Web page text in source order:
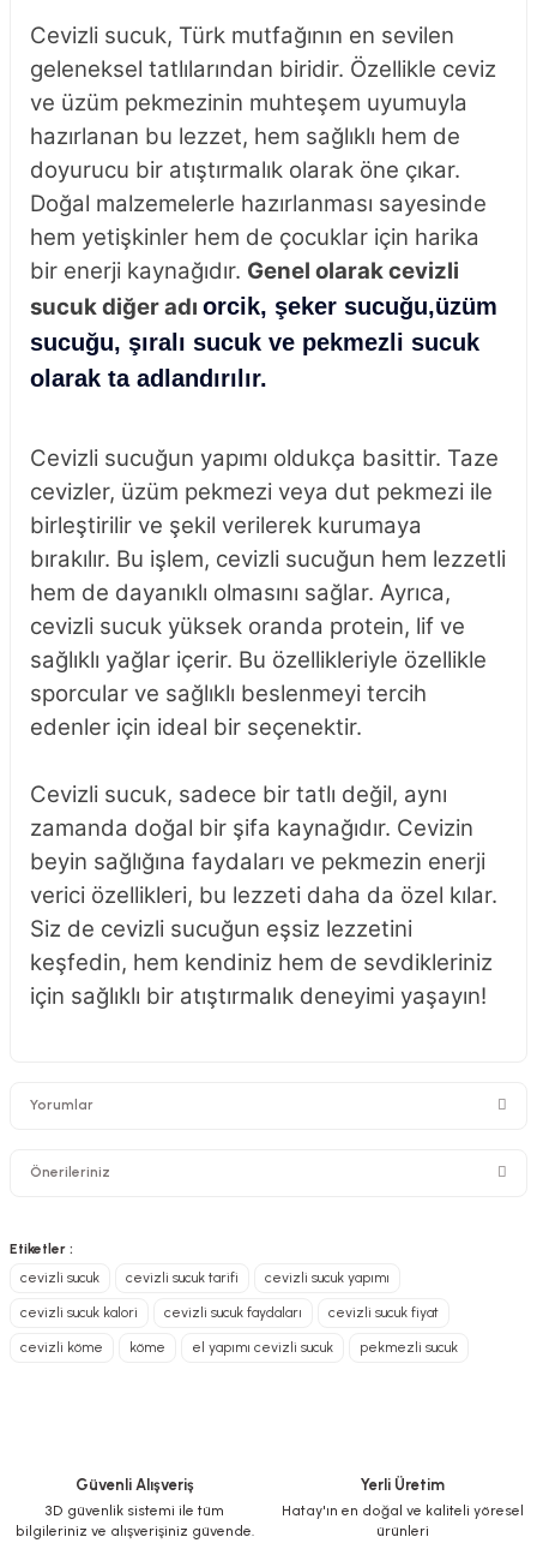
Cevizli sucuk, Türk mutfağının en sevilen
geleneksel tatlılarından biridir. Özellikle ceviz
ve üzüm pekmezinin muhteşem uyumuyla
hazırlanan bu lezzet, hem sağlıklı hem de
doyurucu bir atıştırmalık olarak öne çıkar.
Doğal malzemelerle hazırlanması sayesinde
hem yetişkinler hem de çocuklar için harika
bir enerji kaynağıdır. Genel olarak cevizli
sucuk diğer adı orcik, şeker sucuğu,üzüm
sucuğu, şıralı sucuk ve pekmezli sucuk
olarak ta adlandırılır.
Cevizli sucuğun yapımı oldukça basittir. Taze
cevizler, üzüm pekmezi veya dut pekmezi ile
birleştirilir ve şekil verilerek kurumaya
bırakılır. Bu işlem, cevizli sucuğun hem lezzetli
hem de dayanıklı olmasını sağlar. Ayrıca,
cevizli sucuk yüksek oranda protein, lif ve
sağlıklı yağlar içerir. Bu özellikleriyle özellikle
sporcular ve sağlıklı beslenmeyi tercih
edenler için ideal bir seçenektir.
Cevizli sucuk, sadece bir tatlı değil, aynı
zamanda doğal bir şifa kaynağıdır. Cevizin
beyin sağlığına faydaları ve pekmezin enerji
verici özellikleri, bu lezzeti daha da özel kılar.
Siz de cevizli sucuğun eşsiz lezzetini
keşfedin, hem kendiniz hem de sevdikleriniz
için sağlıklı bir atıştırmalık deneyimi yaşayın!
Yorumlar
ablam içine sevgisini katmış, yetmemiş saçından da katmış :) kimse
Önerileriniz
Bu ürünün fiyat bilgisi, resim, ürün açıklamalarında ve diğer konularda
yetersiz gördüğünüz noktaları öneri formunu kullanarak tarafımıza
Görüş ve önerileriniz için teşekkür ederiz.
Ürün fiyatı diğer sitelerden daha pahalı.
Bu ürüne benzer farklı alternatifler olmalı.
Etiketler :
cevizli sucuk
cevizli sucuk tarifi cevizli sucuk yapımı
cevizli sucuk kalori cevizli sucuk faydaları cevizli sucuk fiyat
cevizli köme köme el yapımı cevizli sucuk pekmezli sucuk
Güvenli Alışveriş
3D güvenlik sistemi ile tüm
bilgileriniz ve alışverişiniz güvende.
Yerli Üretim
Hatay'ın en doğal ve kaliteli yöresel
ürünleri